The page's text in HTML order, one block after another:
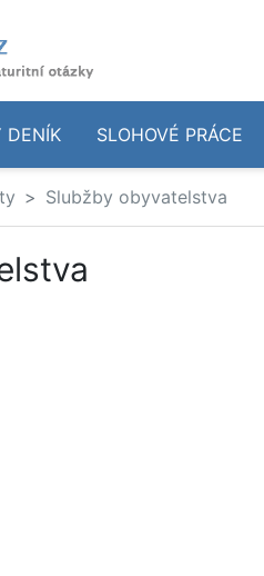
DENÍK SLOHOVÉ PRÁCE
Slubžby obyvatelstva